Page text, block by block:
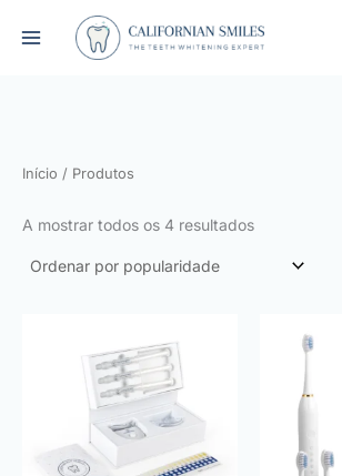
Início / Produtos
A mostrar todos os 4 resultados
por
popularidade